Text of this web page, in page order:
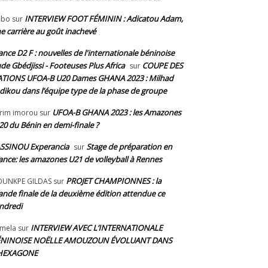
sur INTERVIEW FOOT FÉMININ : Adicatou Adam,
carrière au goût inachevé
D2 F : nouvelles de l'internationale béninoise
Gbédjissi - Footeuses Plus Africa sur COUPE DES
UFOA-B U20 Dames GHANA 2023 : Milhad
dans l’équipe type de la phase de groupe
imorou sur UFOA-B GHANA 2023 : les Amazones
du Bénin en demi-finale ?
Experancia surStage de préparation en
les amazones U21 de volleyball à Rennes
GILDAS sur PROJET CHAMPIONNES : la
finale de la deuxième édition attendue ce
sur INTERVIEW AVEC L’INTERNATIONALE
NOËLLE AMOUZOUN ÉVOLUANT DANS